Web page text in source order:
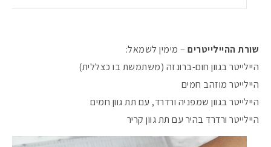
שורת ההיילייטרים – מימין לשמאל:
היילייטר בגוון חום-ברונזה (משתמשת בו כצללית)
היילייטר מוזהב חמים
היילייטר בגוון שמפניה ורדרד, עם תת גוון חמים
היילייטר ורדרד בהיר עם תת גוון קריר